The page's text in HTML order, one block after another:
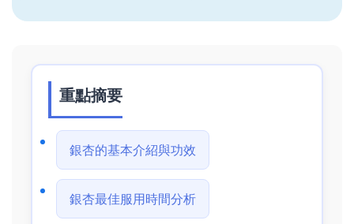
重點摘要
銀杏的基本介紹與功效
銀杏最佳服用時間分析